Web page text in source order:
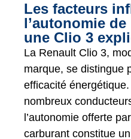
Les facteurs
l’autonomie
une Clio 3
La Renault Clio 3,
marque, se distingue
efficacité
nombreux
l’autonomie offerte
carburant constitue